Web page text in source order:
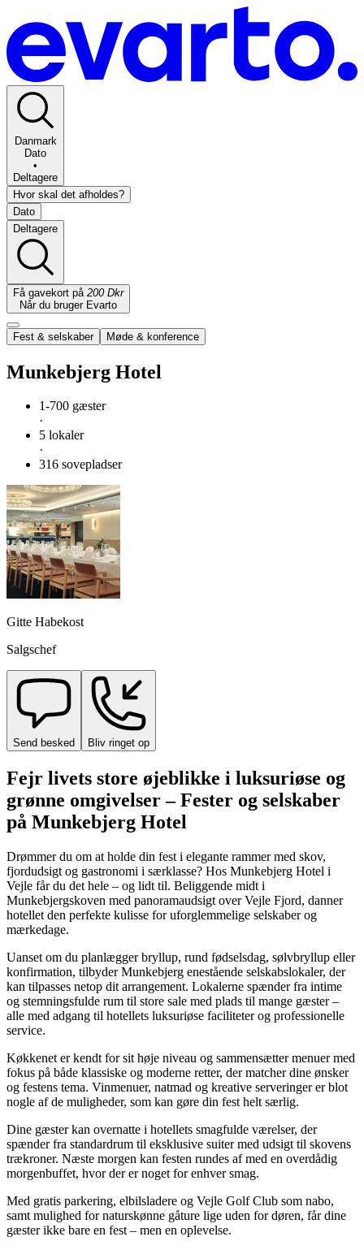
Danmark
Dato
•
Deltagere
Hvor skal det afholdes?
Dato
Deltagere
Få gavekort på 200 Dkr
Når du bruger Evarto
Fest & selskaber Møde & konference
Munkebjerg Hotel
1-700 gæster
·
5 lokaler
·
316 sovepladser
Gitte Habekost
Salgschef
Send besked Bliv ringet op
Fejr livets store øjeblikke i luksuriøse og
grønne omgivelser – Fester og selskaber
på Munkebjerg Hotel
Drømmer du om at holde din fest i elegante rammer med skov,
fjordudsigt og gastronomi i særklasse? Hos Munkebjerg Hotel i
Vejle får du det hele – og lidt til. Beliggende midt i
Munkebjergskoven med panoramaudsigt over Vejle Fjord, danner
hotellet den perfekte kulisse for uforglemmelige selskaber og
mærkedage.
Uanset om du planlægger bryllup, rund fødselsdag, sølvbryllup eller
konfirmation, tilbyder Munkebjerg enestående selskabslokaler, der
kan tilpasses netop dit arrangement. Lokalerne spænder fra intime
og stemningsfulde rum til store sale med plads til mange gæster –
alle med adgang til hotellets luksuriøse faciliteter og professionelle
service.
Køkkenet er kendt for sit høje niveau og sammensætter menuer med
fokus på både klassiske og moderne retter, der matcher dine ønsker
og festens tema. Vinmenuer, natmad og kreative serveringer er blot
nogle af de muligheder, som kan gøre din fest helt særlig.
Dine gæster kan overnatte i hotellets smagfulde værelser, der
spænder fra standardrum til eksklusive suiter med udsigt til skovens
trækroner. Næste morgen kan festen rundes af med en overdådig
morgenbuffet, hvor der er noget for enhver smag.
Med gratis parkering, elbilsladere og Vejle Golf Club som nabo,
samt mulighed for naturskønne gåture lige uden for døren, får dine
gæster ikke bare en fest – men en oplevelse.